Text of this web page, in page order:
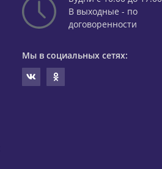
В выходные - по
договоренности
Мы в социальных сетях: